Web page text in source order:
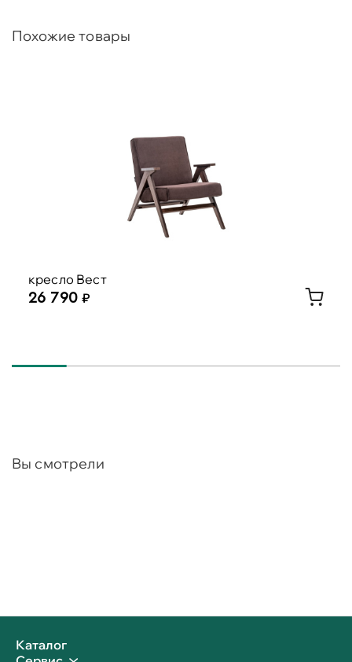
Похожие товары
кресло Вест
26 790
Вы смотрели
Каталог